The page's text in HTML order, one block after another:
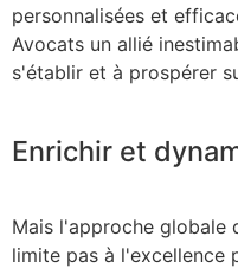
personnalisées et
Avocats un allié
s'établir et à prospérer
Enrichir et
Mais l'approche globale
limite pas à l'excellence